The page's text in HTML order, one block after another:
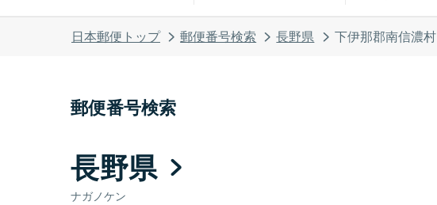
日本郵便トップ 郵便番号検索 長野県 下伊那郡南信濃村
郵便番号検索
長野県
ナガノケン